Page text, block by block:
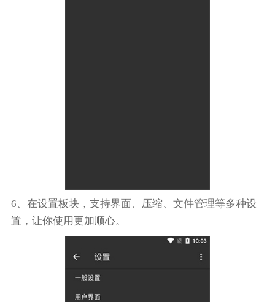
6、在设置板块，支持界面、压缩、文件管理等多种设
置，让你使用更加顺心。